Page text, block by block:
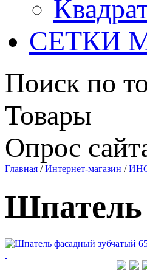
СЕТКИ
Поиск по
Товары
Опрос
Главная / Интернет-магазин /
Шпатель